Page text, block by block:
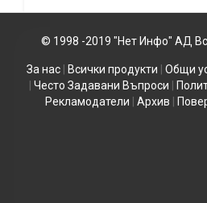
© 1998 -2019 "Нет Инфо" АД
За нас| Всички продукти
Общи
Често Задавани Въпроси
Рекламодатели
Архив